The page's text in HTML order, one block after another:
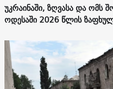
უკრაინაში, ზღვასა და ომს
ოდესაში 2026 წლის